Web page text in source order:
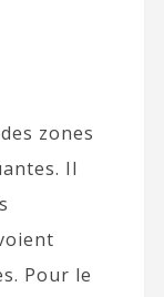
zones
Il
Pour le